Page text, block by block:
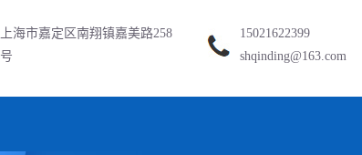
上海市嘉定区南翔镇嘉美路258
号
15021622399
shqinding@163.com